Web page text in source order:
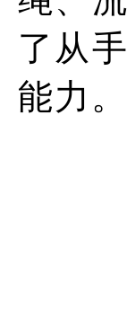
了从
能力。